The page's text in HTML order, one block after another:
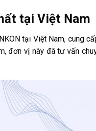
tại Việt Nam
tại Việt Nam, cung
đơn vị này đã tư vấn